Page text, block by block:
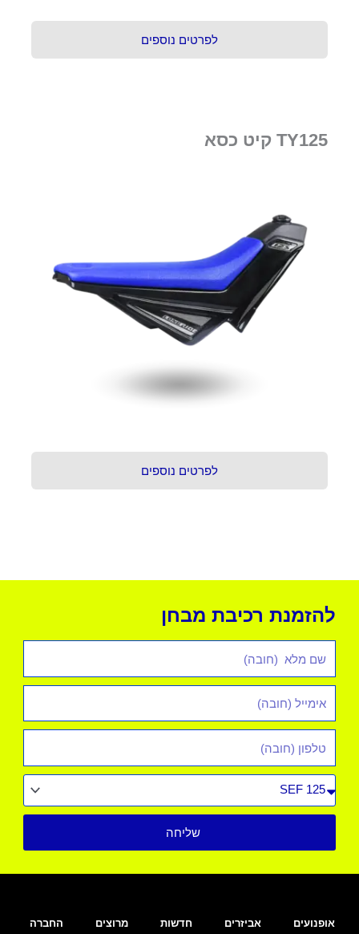
לפרטים נוספים
TY125 קיט כסא
לפרטים נוספים
להזמנת רכיבת מבחן
מלא
רכב
שליחה
אופנועים אביזרים חדשות מרוצים החברה